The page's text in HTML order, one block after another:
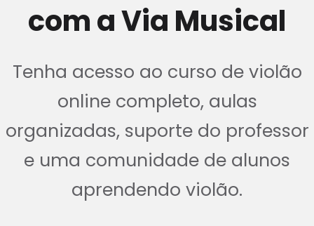
com a Via Musical
Tenha acesso ao curso de violão
online completo, aulas
organizadas, suporte do professor
e uma comunidade de alunos
aprendendo violão.